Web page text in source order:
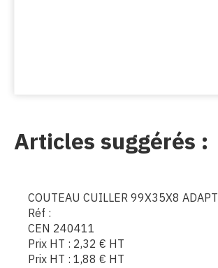
Articles suggérés :
COUTEAU CUILLER 99X35X8 ADAPT
Réf :
CEN 240411
Prix HT : 2,32 € HT
Prix HT : 1,88 € HT